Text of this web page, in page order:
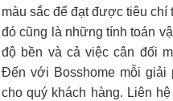
màu sắc để đạt được tiêu chí
đó cũng là những tính toán
độ bền và cả việc cân đối
Đến với Bosshome mỗi giải
cho quý khách hàng. Liên